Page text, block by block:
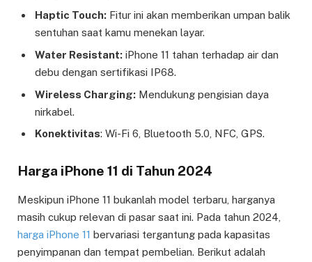
Haptic Touch: Fitur ini akan memberikan umpan balik
sentuhan saat kamu menekan layar.
Water Resistant: iPhone 11 tahan terhadap air dan
debu dengan sertifikasi IP68.
Wireless Charging: Mendukung pengisian daya
nirkabel.
Konektivitas: Wi-Fi 6, Bluetooth 5.0, NFC, GPS.
Harga iPhone 11 di Tahun 2024
Meskipun iPhone 11 bukanlah model terbaru, harganya
masih cukup relevan di pasar saat ini. Pada tahun 2024,
harga iPhone 11 bervariasi tergantung pada kapasitas
penyimpanan dan tempat pembelian. Berikut adalah